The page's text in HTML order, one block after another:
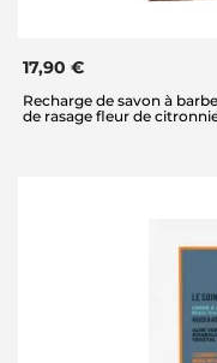
17,90 €
Recharge de savon à
de rasage fleur de